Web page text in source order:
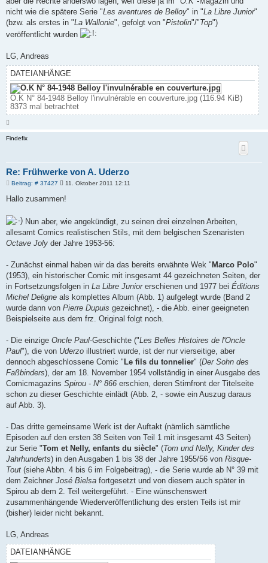
nicht wie die spätere Serie "Les aventures de Belloy" in "La Libre Junior"
(bzw. als erstes in "La Wallonie", gefolgt von "Pistolin"/"Top")
veröffentlicht wurden
LG, Andreas
DATEIANHÄNGE
O.K N° 84-1948 Belloy l'invulnérable en couverture.jpg (116.94 KiB)
8373 mal betrachtet
c
h
Findefix
Re: Frühwerke von A. Uderzo
Beitrag: # 37427 B
i
a
11. Oktober 2011 12:11
Hallo zusammen!
Nun aber, wie angekündigt, zu seinen drei einzelnen Arbeiten,
allesamt Comics realistischen Stils, mit dem belgischen Szenaristen
Octave Joly der Jahre 1953-56:
- Zunächst einmal haben wir da das bereits erwähnte Wek " Marco Polo"
(1953), ein historischer Comic mit insgesamt 44 gezeichneten Seiten, der
in Fortsetzungsfolgen in La Libre Juniorerschienen und 1977 bei Éditions
Michel Deligne als komplettes Album (Abb. 1) aufgelegt wurde (Band 2
wurde dann von Pierre Dupuis gezeichnet), - die Abb. einer geeigneten
Beispielseite aus dem frz. Original folgt noch.
- Die einzige Oncle Paul-Geschichte ("Les Belles Histoires de l'Oncle
Paul"), die von Uderzo illustriert wurde, ist der nur vierseitige, aber
dennoch abgeschlossene Comic " Le fils du tonnelier" (Der Sohn des
Faßbinders), der am 18. November 1954 vollständig in einer Ausgabe des
Comicmagazins Spirou - N° 866 erschien, deren Stirnfront der Titelseite
schon zu dieser Geschichte einlädt (Abb. 2, - sowie ein Auszug daraus
auf Abb. 3).
- Das dritte gemeinsame Werk ist der Auftakt (nämlich sämtliche
Episoden auf den ersten 38 Seiten von Teil 1 mit insgesamt 43 Seiten)
zur Serie "Tom et Nelly, enfants du siècle" (Tom und Nelly, Kinder des
Jahrhunderts) in den Ausgaben 1 bis 38 der Jahre 1955/56 von Risque-
Tout (siehe Abbn. 4 bis 6 im Folgebeitrag), - die Serie wurde ab N° 39 mit
dem Zeichner José Bielsa fortgesetzt und von diesem auch später in
Spirou ab dem 2. Teil weitergeführt. - Eine wünschenswert
zusammenhängende Wiederveröffentlichung des ersten Teils ist mir
(bisher) leider nicht bekannt.
LG, Andreas
DATEIANHÄNGE